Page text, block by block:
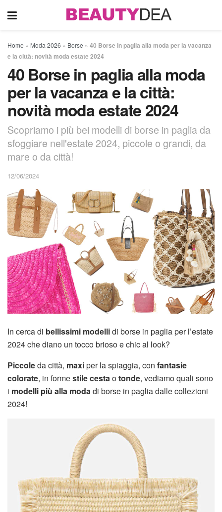
Home » Moda 2026 » Borse » 40 Borse in paglia alla moda per la vacanza
e la città: novità moda estate 2024
40 Borse in paglia alla moda
per la vacanza e la città:
novità moda estate 2024
Scopriamo i più bei modelli di borse in paglia da
sfoggiare nell'estate 2024, piccole o grandi, da
mare o da città!
12/06/2024
In cerca di bellissimi modellidi borse in paglia per l’estate
2024 che diano un tocco brioso e chic al look?
Piccoleda città, maxiper la spiaggia, con fantasie
colorate, in formestile cesta otonde, vediamo quali sono
i modelli più alla moda di borse in paglia dalle collezioni
2024!